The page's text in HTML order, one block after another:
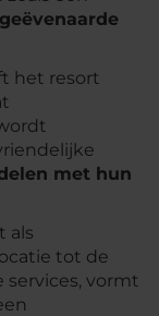
het resort
met hun
als
tot de
vormt